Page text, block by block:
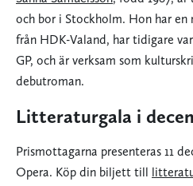
och bor i Stockholm. Hon har
från HDK-Valand, har tidigare
GP, och är verksam som
debutroman.
Litteraturgala i
Prismottagarna presenteras 11
Opera. Köp din biljett till